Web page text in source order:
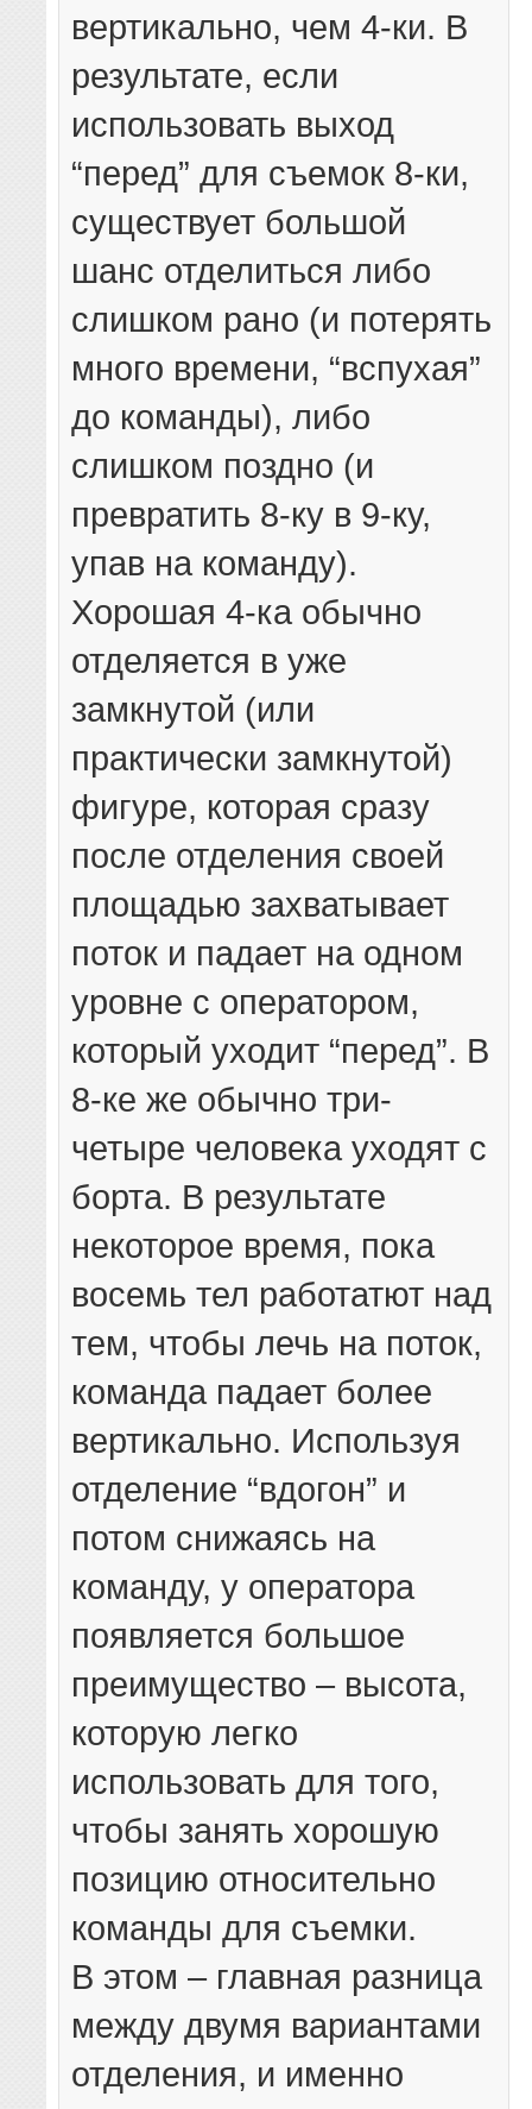
вертикально, чем 4-ки. В
результате, если
использовать выход
“перед” для съемок 8-ки,
существует большой
шанс отделиться либо
слишком рано (и потерять
много времени, “вспухая”
до команды), либо
слишком поздно (и
превратить 8-ку в 9-ку,
упав на команду).
Хорошая 4-ка обычно
отделяется в уже
замкнутой (или
практически замкнутой)
фигуре, которая сразу
после отделения своей
площадью захватывает
поток и падает на одном
уровне с оператором,
который уходит “перед”. В
8-ке же обычно три-
четыре человека уходят с
борта. В результате
некоторое время, пока
восемь тел работатют над
тем, чтобы лечь на поток,
команда падает более
вертикально. Используя
отделение “вдогон” и
потом снижаясь на
команду, у оператора
появляется большое
преимущество – высота,
которую легко
использовать для того,
чтобы занять хорошую
позицию относительно
команды для съемки.
В этом – главная разница
между двумя вариантами
отделения, и именно